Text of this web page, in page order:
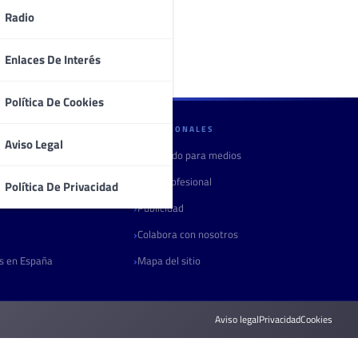
Radio
Enlaces De Interés
Política De Cookies
Aviso Legal
Política De Privacidad
en España
PROFESIONALES
Contenido para medios
Área profesional
Publicidad
Colabora con nosotros
Mapa del sitio
Aviso legalPrivacidadCookies